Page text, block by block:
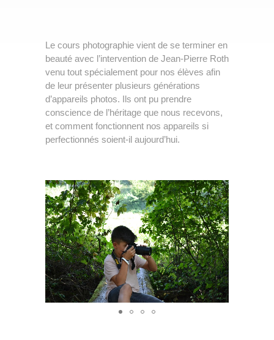
Nos points forts
Spectacles et camps
Travaux de nos élèves
Stage»
Écolage
Emploi
Contact
Le cours photographie vient de se terminer en
beauté avec l’intervention de Jean-Pierre Roth
venu tout spécialement pour nos élèves afin
de leur présenter plusieurs générations
d’appareils photos. Ils ont pu prendre
conscience de l’héritage que nous recevons,
et comment fonctionnent nos appareils si
perfectionnés soient-il aujourd’hui.